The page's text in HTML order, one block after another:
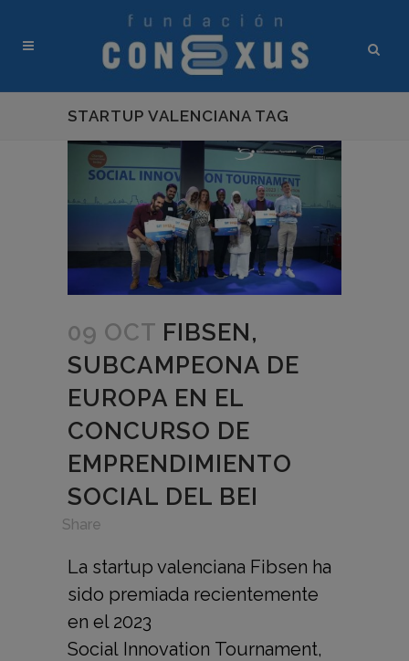
STARTUP VALENCIANA TAG
09 OCT FIBSEN,
SUBCAMPEONA DE
EUROPA EN EL
CONCURSO DE
EMPRENDIMIENTO
SOCIAL DEL BEI
Share
La startup valenciana Fibsen ha
sido premiada recientemente
en el 2023
Social Innovation Tournament,